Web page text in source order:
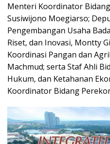
Menteri Koordinator
Susiwijono Moegiarso;
Pengembangan Usaha
Riset, dan Inovasi, Montty
Koordinasi Pangan dan
Machmud; serta Staf Ahli
Hukum, dan Ketahanan
Koordinator Bidang